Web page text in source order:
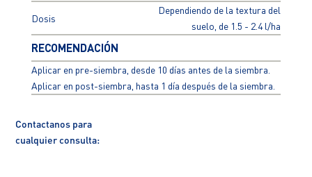
Dosis
Dependiendo de la textura del
suelo, de 1.5 - 2.4 l/ha
RECOMENDACIÓN
Aplicar en pre-siembra, desde 10 días antes de la siembra.
Aplicar en post-siembra, hasta 1 día después de la siembra.
Contactanos para
cualquier consulta: